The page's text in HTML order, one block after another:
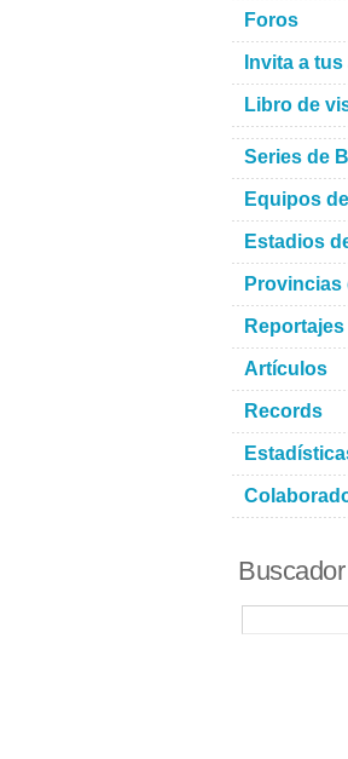
Foros
Invita a
Libro de
Series de
Equipos
Estadios
Provincias
Reportajes
Artículos
Records
Buscador